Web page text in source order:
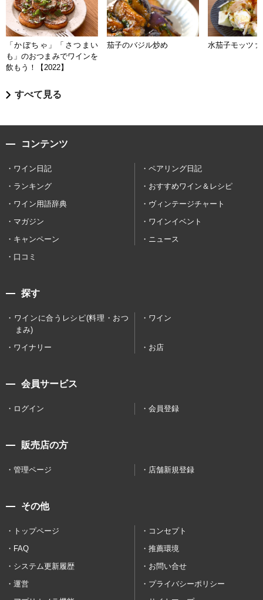
「かぼちゃ」「さつまい
も」のおつまみでワインを
飲もう！【2022】
茄子のバジル炒め 水茄子モッツァ
すべて見る
コンテンツ
ワイン日記
ペアリング日記
ランキング
おすすめワイン＆レシピ
ワイン用語辞典
ヴィンテージチャート
マガジン
ワインイベント
キャンペーン
ニュース
口コミ
探す
ワインに合うレシピ(料理・おつ
まみ)
ワイン
ワイナリー お店
会員サービス
ログイン 会員登録
販売店の方
管理ページ 店舗新規登録
その他
トップページ
コンセプト
FAQ
推薦環境
システム更新履歴
お問い合せ
運営
プライバシーポリシー